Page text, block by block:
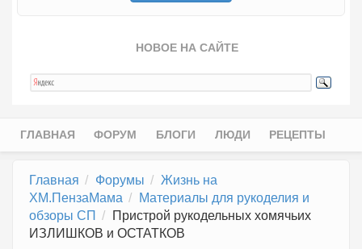
НОВОЕ НА САЙТЕ
Главное меню
ГЛАВНАЯ ФОРУМ БЛОГИ ЛЮДИ РЕЦЕПТЫ
Главная Форумы
Жизнь на
ХМ.ПензаМама
Материалы для рукоделия и
обзоры СП
Пристрой рукодельных хомячьих
ИЗЛИШКОВ и ОСТАТКОВ